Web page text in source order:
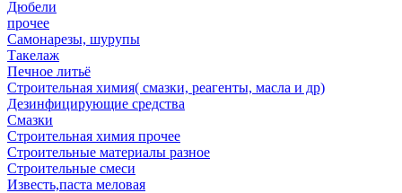
Дюбели
прочее
Самонарезы, шурупы
Такелаж
Печное литьё
Строительная химия( смазки, реагенты, масла и др)
Дезинфицирующие средства
Смазки
Строительная химия прочее
Строительные материалы разное
Строительные смеси
Известь,паста меловая